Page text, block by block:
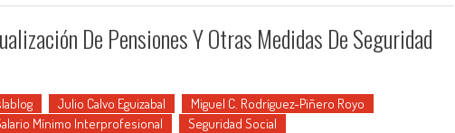
De Pensiones Y Otras Medidas De Seguridad
Julio Calvo Eguizabal
Miguel C. Rodríguez-Piñero Royo
Mínimo Interprofesional Seguridad Social